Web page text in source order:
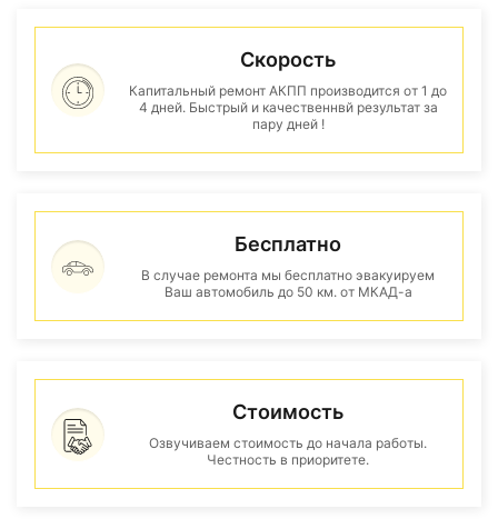
Скорость
Капитальный ремонт АКПП производится от 1 до
4 дней. Быстрый и качественнвй результат за
пару дней !
Бесплатно
В случае ремонта мы бесплатно эвакуируем
Ваш автомобиль до 50 км. от МКАД-а
Стоимость
Озвучиваем стоимость до начала работы.
Честность в приоритете.